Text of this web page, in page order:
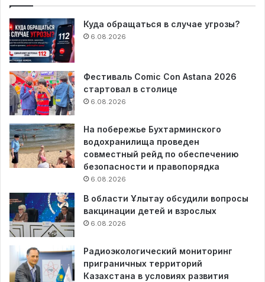
Куда обращаться в случае угрозы?
6.08.2026
Фестиваль Comic Con Astana 2026
стартовал в столице
6.08.2026
На побережье Бухтарминского
водохранилища проведен
совместный рейд по обеспечению
безопасности и правопорядка
6.08.2026
В области Ұлытау обсудили вопросы
вакцинации детей и взрослых
6.08.2026
Радиоэкологический мониторинг
приграничных территорий
Казахстана в условиях развития